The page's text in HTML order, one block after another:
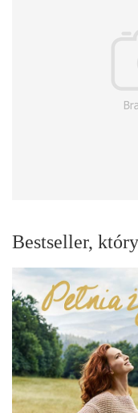
Bestseller,